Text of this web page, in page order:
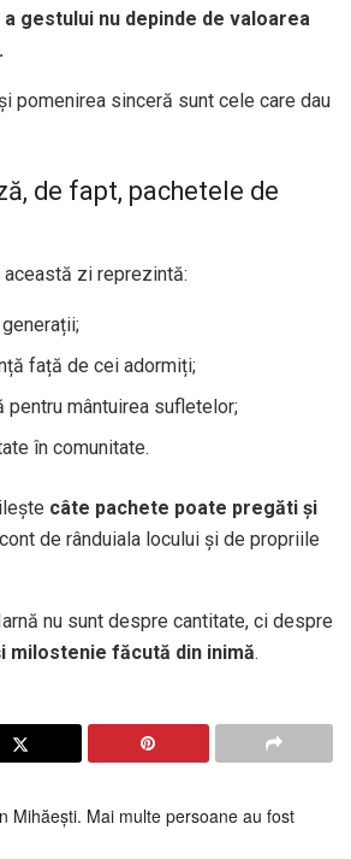
gestului nu depinde de valoarea
pomenirea sinceră sunt cele care dau
de fapt, pachetele de
zi reprezintă:
față de cei adormiți;
mântuirea sufletelor;
în comunitate.
câte pachete poate pregăti și
de rânduiala locului și de propriile
nu sunt despre cantitate, ci despre
milostenie făcută din inimă.
Mihăești. Mai multe persoane au fost